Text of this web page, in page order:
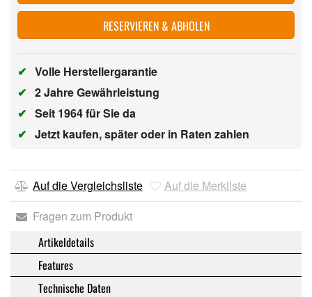
RESERVIEREN & ABHOLEN
✔ Volle Herstellergarantie
✔ 2 Jahre Gewährleistung
✔ Seit 1964 für Sie da
✔ Jetzt kaufen, später oder in Raten zahlen
Auf die Vergleichsliste
Auf die Merkliste
Fragen zum Produkt
Artikeldetails
Features
Technische Daten